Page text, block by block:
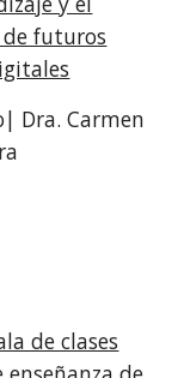
futuros
Dra. Carmen
de clases